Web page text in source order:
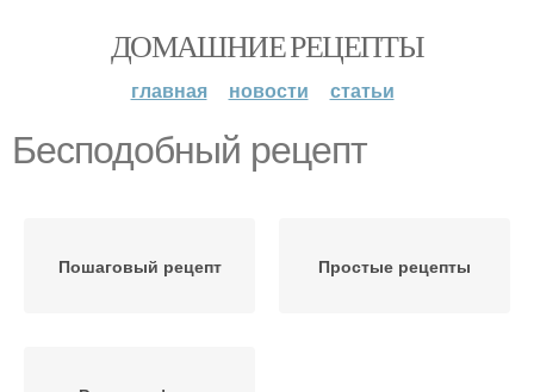
ДОМАШНИЕ РЕЦЕПТЫ
главная новости статьи
Бесподобный рецепт
Пошаговый рецепт Простые рецепты